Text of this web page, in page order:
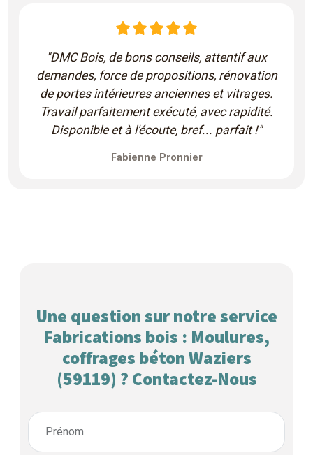
"DMC Bois, de bons conseils, attentif aux
demandes, force de propositions, rénovation
de portes intérieures anciennes et vitrages.
Travail parfaitement exécuté, avec rapidité.
Disponible et à l'écoute, bref... parfait !"
Fabienne Pronnier
Une question sur notre service
Fabrications bois : Moulures,
coffrages béton Waziers
(59119) ? Contactez-Nous
Prénom